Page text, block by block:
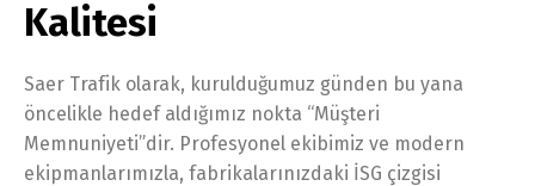
Kalitesi
Saer Trafik olarak, kurulduğumuz günden bu yana
öncelikle hedef aldığımız nokta “Müşteri
Memnuniyeti”dir. Profesyonel ekibimiz ve modern
ekipmanlarımızla, fabrikalarınızdaki İSG çizgisi